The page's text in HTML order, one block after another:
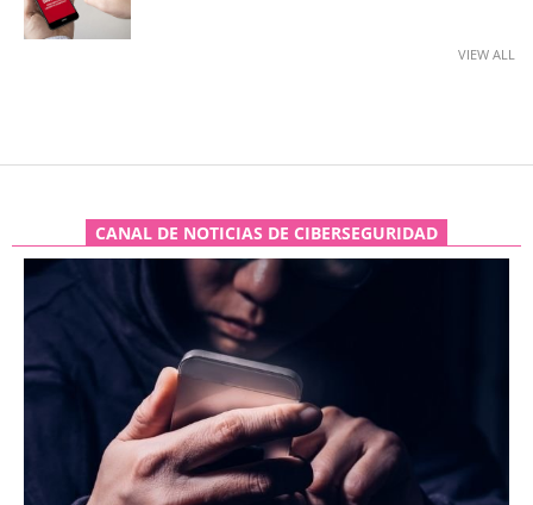
VIEW ALL
CANAL DE NOTICIAS DE CIBERSEGURIDAD